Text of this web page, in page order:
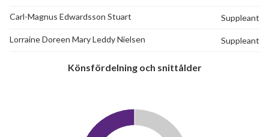
Carl-Magnus Edwardsson Stuart Suppleant
Lorraine Doreen Mary Leddy Nielsen Suppleant
Könsfördelning och snittålder